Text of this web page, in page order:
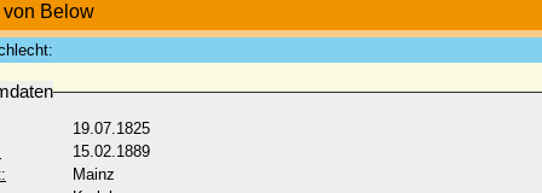
von Below
19.07.1825
15.02.1889
Mainz